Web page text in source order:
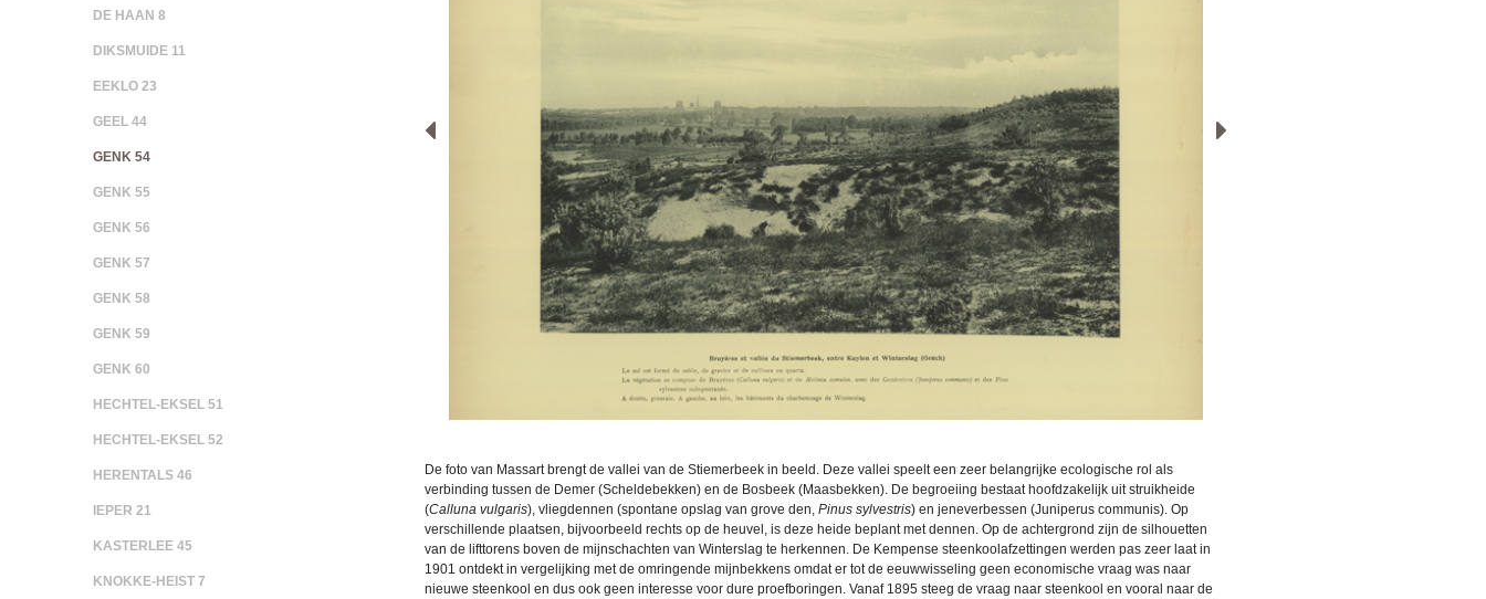
DE HAAN 8
DIKSMUIDE 11
EEKLO 23
GEEL 44
GENK 54
GENK 55
GENK 56
GENK 57
GENK 58
GENK 59
GENK 60
HECHTEL-EKSEL 51
HECHTEL-EKSEL 52
HERENTALS 46
IEPER 21
KASTERLEE 45
KNOKKE-HEIST 7
De foto van Massart brengt de vallei van de Stiemerbeek in beeld. Deze vallei speelt een zeer belangrijke ecologische rol als
verbinding tussen de Demer (Scheldebekken) en de Bosbeek (Maasbekken). De begroeiing bestaat hoofdzakelijk uit struikheide
(Calluna vulgaris), vliegdennen (spontane opslag van grove den, Pinus sylvestris) en jeneverbessen (Juniperus communis). Op
verschillende plaatsen, bijvoorbeeld rechts op de heuvel, is deze heide beplant met dennen. Op de achtergrond zijn de silhouetten
van de lifttorens boven de mijnschachten van Winterslag te herkennen. De Kempense steenkoolafzettingen werden pas zeer laat in
1901 ontdekt in vergelijking met de omringende mijnbekkens omdat er tot de eeuwwisseling geen economische vraag was naar
nieuwe steenkool en dus ook geen interesse voor dure proefboringen. Vanaf 1895 steeg de vraag naar steenkool en vooral naar de